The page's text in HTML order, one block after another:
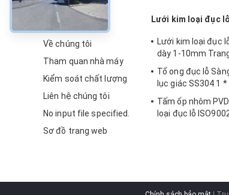
Về chúng tôi
Tham quan nhà máy
Kiểm soát chất lượng
Liên hệ chúng tôi
No input file specified.
Sơ đồ trang web
Lưới kim loại đục lỗ
Lưới kim loại đục
dày 1-10mm
Tổ ong đục lỗ
lục giác SS304 1
Tấm ốp nhôm
loại đục lỗ